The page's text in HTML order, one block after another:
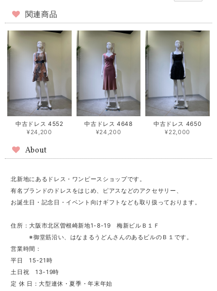
関連商品
中古ドレス 4552
¥24,200
中古ドレス 4648
¥24,200
中古ドレス 4650
¥22,000
About
北新地にあるドレス・ワンピースショップです。
有名ブランドのドレスをはじめ、ピアスなどのアクセサリー、
お誕生日・記念日・イベント向けギフトなども取り扱っております。
住所：大阪市北区曽根崎新地1-8-19 梅新ビルＢ１Ｆ
※御堂筋沿い、はなまるうどんさんのあるビルのＢ１です。
営業時間：
平日 15-21時
土日祝 13-19時
定 休 日：大型連休・夏季・年末年始